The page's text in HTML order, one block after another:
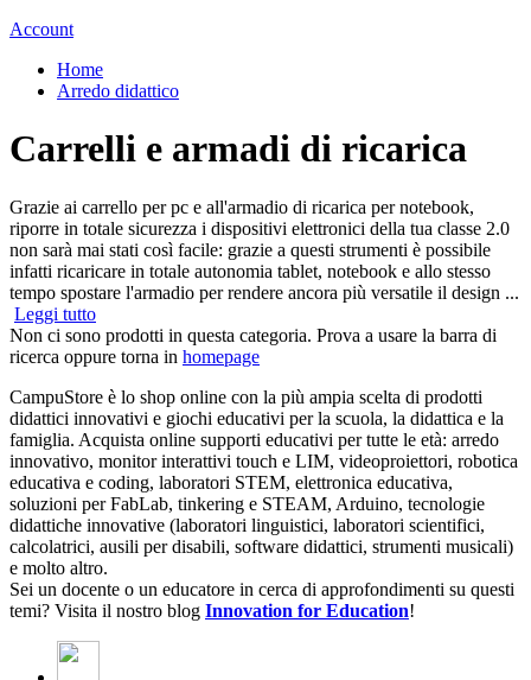
Account
Home
Arredo didattico
Carrelli e armadi di ricarica
Grazie ai carrello per pc e all'armadio di ricarica per notebook,
riporre in totale sicurezza i dispositivi elettronici della tua classe 2.0
non sarà mai stati così facile: grazie a questi strumenti è possibile
infatti ricaricare in totale autonomia tablet, notebook e allo stesso
tempo spostare l'armadio per rendere ancora più versatile il design ...
Leggi tutto
Non ci sono prodotti in questa categoria. Prova a usare la barra di
ricerca oppure torna in homepage
CampuStore è lo shop online con la più ampia scelta di prodotti
didattici innovativi e giochi educativi per la scuola, la didattica e la
famiglia. Acquista online supporti educativi per tutte le età: arredo
innovativo, monitor interattivi touch e LIM, videoproiettori, robotica
educativa e coding, laboratori STEM, elettronica educativa,
soluzioni per FabLab, tinkering e STEAM, Arduino, tecnologie
didattiche innovative (laboratori linguistici, laboratori scientifici,
calcolatrici, ausili per disabili, software didattici, strumenti musicali)
e molto altro.
Sei un docente o un educatore in cerca di approfondimenti su questi
temi? Visita il nostro blog Innovation for Education!